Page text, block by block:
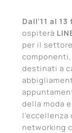
Dall’11 al
ospiterà
per il
destinati a
della moda
networking